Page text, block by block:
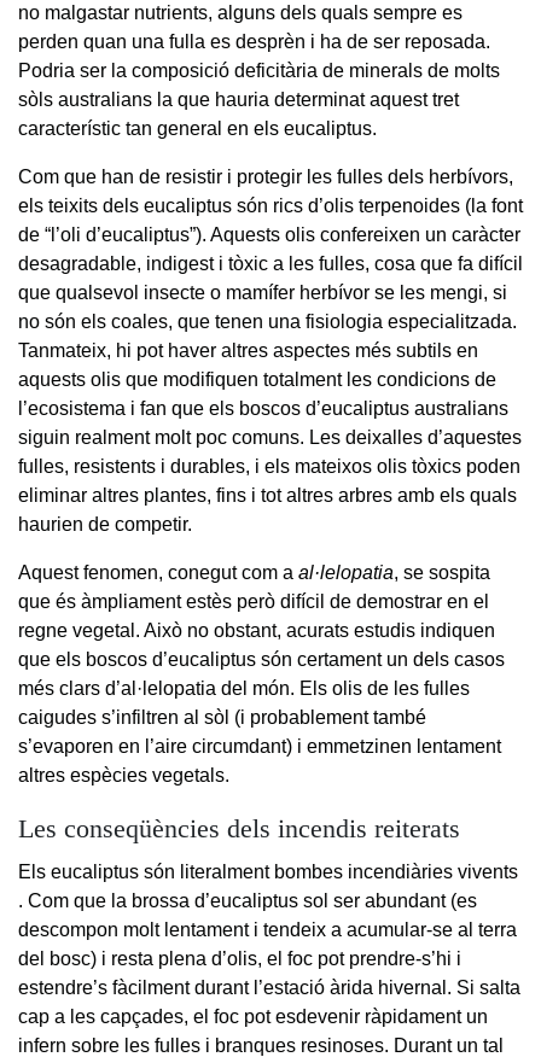
no malgastar nutrients, alguns dels quals sempre es
perden quan una fulla es desprèn i ha de ser reposada.
Podria ser la composició deficitària de minerals de molts
sòls australians la que hauria determinat aquest tret
característic tan general en els eucaliptus.
Com que han de resistir i protegir les fulles dels herbívors,
els teixits dels eucaliptus són rics d’olis terpenoides (la font
de “l’oli d’eucaliptus”). Aquests olis confereixen un caràcter
desagradable, indigest i tòxic a les fulles, cosa que fa difícil
que qualsevol insecte o mamífer herbívor se les mengi, si
no són els coales, que tenen una fisiologia especialitzada.
Tanmateix, hi pot haver altres aspectes més subtils en
aquests olis que modifiquen totalment les condicions de
l’ecosistema i fan que els boscos d’eucaliptus australians
siguin realment molt poc comuns. Les deixalles d’aquestes
fulles, resistents i durables, i els mateixos olis tòxics poden
eliminar altres plantes, fins i tot altres arbres amb els quals
haurien de competir.
Aquest fenomen, conegut com a al·lelopatia, se sospita
que és àmpliament estès però difícil de demostrar en el
regne vegetal. Això no obstant, acurats estudis indiquen
que els boscos d’eucaliptus són certament un dels casos
més clars d’al·lelopatia del món. Els olis de les fulles
caigudes s’infiltren al sòl (i probablement també
s’evaporen en l’aire circumdant) i emmetzinen lentament
altres espècies vegetals.
Les conseqüències dels incendis reiterats
Els eucaliptus són literalment bombes incendiàries vivents
. Com que la brossa d’eucaliptus sol ser abundant (es
descompon molt lentament i tendeix a acumular-se al terra
del bosc) i resta plena d’olis, el foc pot prendre-s’hi i
estendre’s fàcilment durant l’estació àrida hivernal. Si salta
cap a les capçades, el foc pot esdevenir ràpidament un
infern sobre les fulles i branques resinoses. Durant un tal